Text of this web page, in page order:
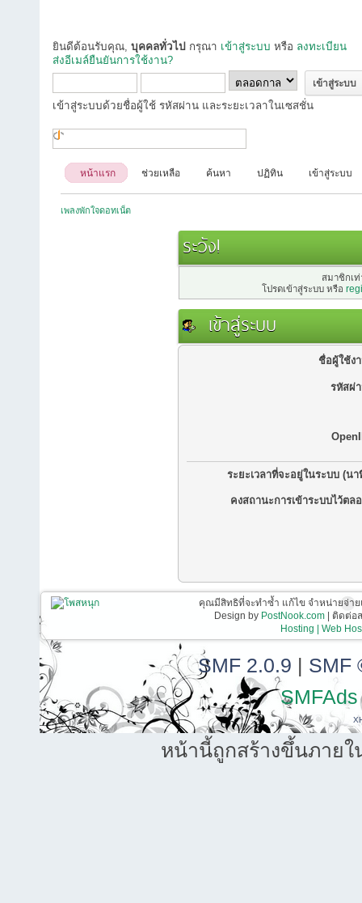
ยินดีต้อนรับคุณ, บุคคลทั่วไป กรุณา เข้าสู่ระบบ หรือ ลงทะเบียน
ส่งอีเมล์ยืนยันการใช้งาน?
เข้าสู่ระบบด้วยชื่อผู้ใช้ รหัสผ่าน และระยะเวลาในเซสชั่น
หน้าแรก ช่วยเหลือ ค้นหา ปฏิทิน เข้าสู่ระบบ
เพลงพักใจดอทเน็ต
ระวัง!
สมาชิกเ
โปรดเข้าสู่ระบบ หรือ
เข้าสู่ระบบ
ชื่อผู้ใช้ง
รหัสผ่
ระยะเวลาที่จะอยู่ในระบบ (นา
คงสถานะการเข้าระบบไว้ตล
คุณมีสิทธิที่จะทำซ้ำ แก้ไข จำหน่ายจ่า
Design by PostNook.com| ติดต่อส
Hosting | Web
SMF 2.0.9 | SMF
SMFAds
หน้านี้ถูกสร้างขึ้นภายใ